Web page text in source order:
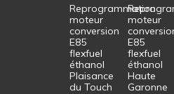
Reprogrammation
moteur
conversion
E85
flexfuel
éthanol
Plaisance
du Touch
moteur
E85
flexfuel
éthanol
Haute
Garonne